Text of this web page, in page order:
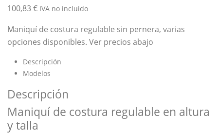
100,83€ IVA no incluido
Maniquí de costura regulable sin pernera, varias
opciones disponibles. Ver precios abajo
Descripción
Modelos
Descripción
Maniquí de costura regulable en altura
y talla